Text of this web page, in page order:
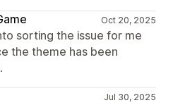
Oct 20, 2025
sorting the issue for me
the theme has been
Jul 30, 2025